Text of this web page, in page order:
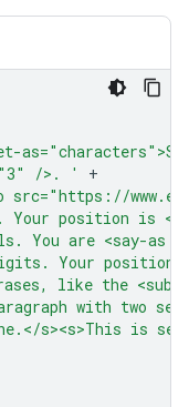
/>. '
+
Your position is
You are <say-
Your
like the <sub
with two
s><s>This is